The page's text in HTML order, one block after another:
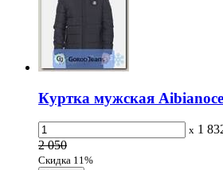
Куртка мужская
x 1
2 050
Скидка 11%